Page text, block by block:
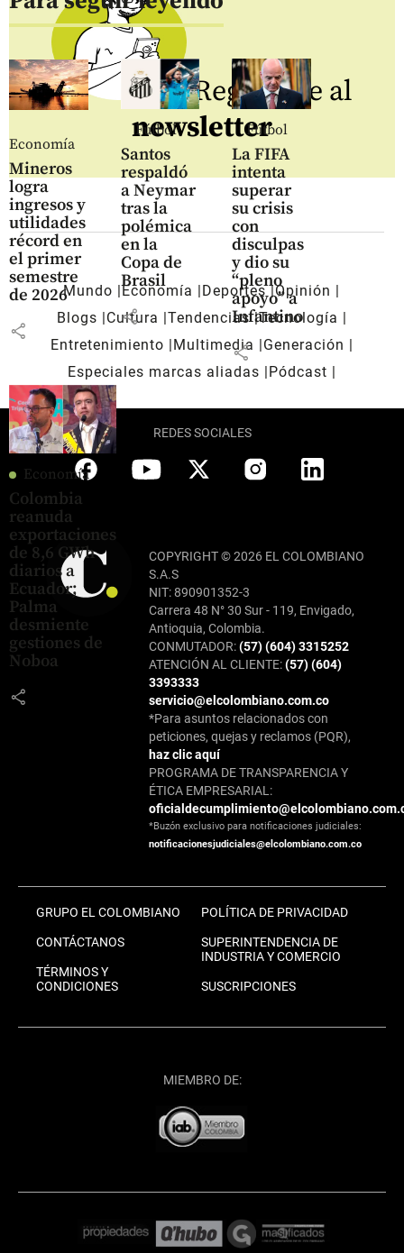
Economía
Mineros
logra
ingresos y
utilidades
récord en
el primer
semestre
de 2026
share
Fútbol
Santos
respaldó
a Neymar
tras la
polémica
en la
Copa de
Brasil
share
Fútbol
La FIFA
intenta
superar
su crisis
con
disculpas
y dio su
“pleno
apoyo” a
Infantino
share
Economía
Colombia
reanuda
exportaciones
de 8,6 GWh
diarios a
Ecuador;
Palma
desmiente
gestiones de
Noboa
share
Regístrate al
newsletter
Mundo Economía Deportes Opinión
Blogs
Cultura Tendencias Tecnología
Entretenimiento
Multimedia
Generación
Especiales marcas aliadas
Pódcast
REDES SOCIALES
COPYRIGHT © 2026 EL COLOMBIANO
S.A.S
NIT: 890901352-3
Carrera 48 N° 30 Sur - 119, Envigado,
Antioquia, Colombia.
CONMUTADOR:(57) (604) 3315252
ATENCIÓN AL CLIENTE:(57) (604)
3393333
servicio@elcolombiano.com.co
*Para asuntos relacionados con
peticiones, quejas y reclamos (PQR),
haz clic aquí
PROGRAMA DE TRANSPARENCIA Y
ÉTICA EMPRESARIAL:
*Buzón exclusivo para notificaciones judiciales:
notificacionesjudiciales@elcolombiano.com.co
GRUPO EL COLOMBIANO
CONTÁCTANOS
TÉRMINOS Y
CONDICIONES
POLÍTICA DE PRIVACIDAD
SUPERINTENDENCIA DE
INDUSTRIA Y COMERCIO
SUSCRIPCIONES
MIEMBRO DE: